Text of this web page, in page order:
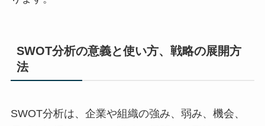
SWOT分析の意義と使い方、戦略の展開方
法
SWOT分析は、企業や組織の強み、弱み、機会、